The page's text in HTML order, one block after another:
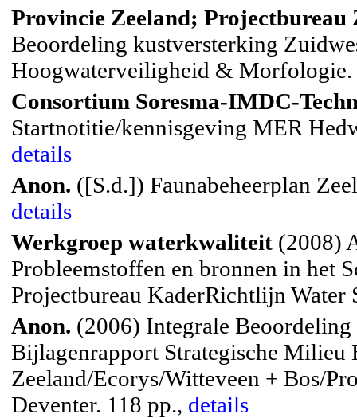
Provincie Zeeland; Projectbureau
Beoordeling kustversterking
Hoogwaterveiligheid & Morfologie.
Consortium Soresma-IMDC-
Startnotitie/kennisgeving MER
details
Anon. ([S.d.]) Faunabeheerplan
details
Werkgroep waterkwaliteit (2008)
Probleemstoffen en bronnen in het
Projectbureau KaderRichtlijn
Anon. (2006) Integrale
Bijlagenrapport Strategische Milieu
Zeeland/Ecorys/Witteveen + Bos/
Deventer. 118 pp., details